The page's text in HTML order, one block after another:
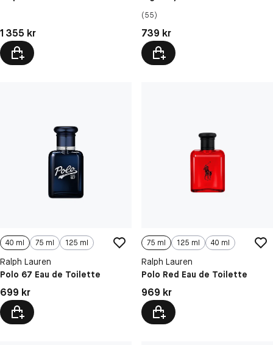
Pris: 1 355 kr
1 355 kr
(55)
Pris: 739 kr
739 kr
40 ml 75 ml 125 ml
Ralph Lauren
Polo 67 Eau de Toilette
Pris: 699 kr
699 kr
75 ml 125 ml 40 ml
Ralph Lauren
Polo Red Eau de Toilette
Pris: 969 kr
969 kr